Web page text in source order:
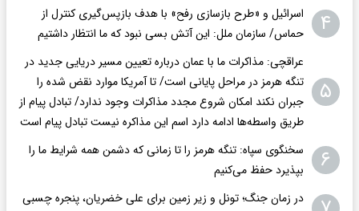
۴
اسرائیل و «طرح بازسازی رفح» با هدف بازپس‌گیری کنترل از
حماس/ سازمان ملل: این آتش بسی نبود که ما انتظار داشتیم
۵
عراقچی: مذاکرات ما با عمان درباره تعیین مسیر دریایی جدید در
تنگه هرمز در مراحل پایانی است/ تا آمریکا موارد نقض شده را
جبران نکند امکان شروع مجدد مذاکرات وجود ندارد/ تبادل پیام از
طریق واسطه‌ها ادامه دارد اسم این مذاکره نیست تبادل پیام است
۶
سخنگوی سپاه: تنگه هرمز را تا زمانی که دشمن همه‌ شرایط ما را
بپذیرد حفظ می‌کنیم
در زمان جنگ؛ تونل و زیر زمین برای علی خضریان، پنجره چسبی